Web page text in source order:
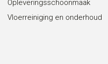
Opleveringsschoonmaak
Vloerreiniging en onderhoud